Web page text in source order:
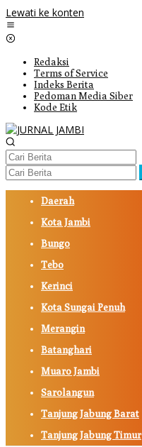
Lewati ke konten
Redaksi
Terms of Service
Indeks Berita
Pedoman Media Siber
Kode Etik
Daerah
Kota Jambi
Bungo
Tebo
Kerinci
Kota Sungai Penuh
Merangin
Batanghari
Muaro Jambi
Sarolangun
Tanjung Jabung Barat
Tanjung Jabung Timur